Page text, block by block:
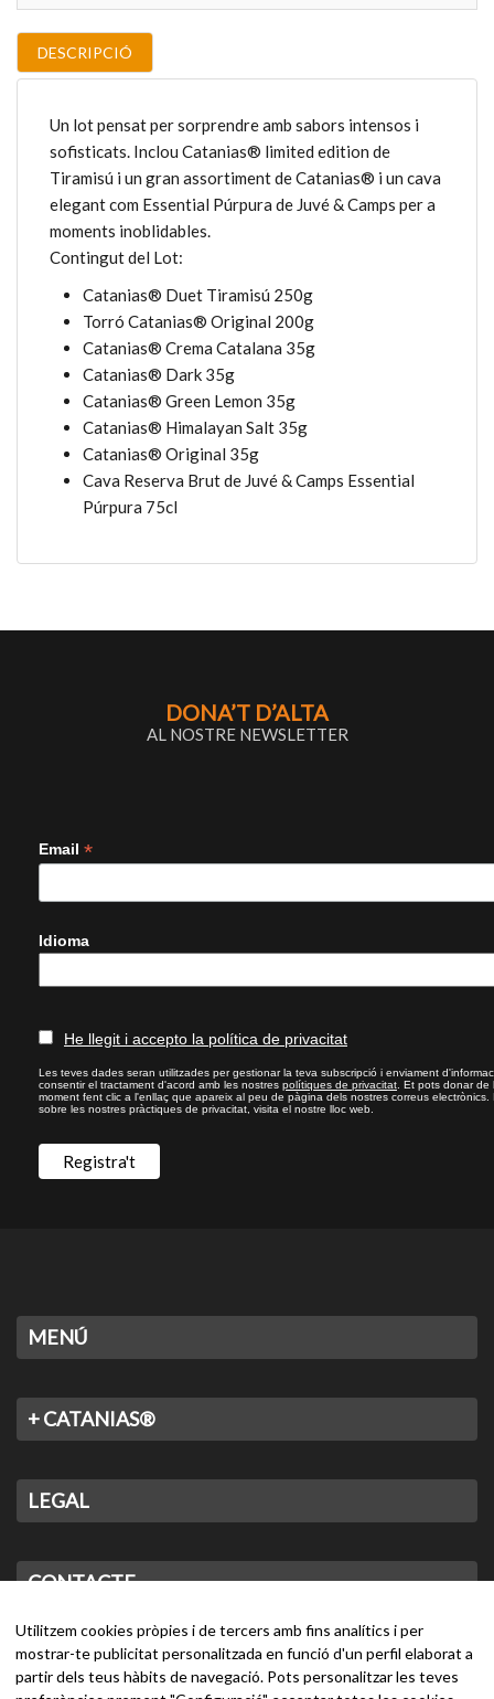
DESCRIPCIÓ
Un lot pensat per sorprendre amb sabors intensos i
sofisticats. Inclou Catanias® limited edition de
Tiramisú i un gran assortiment de Catanias® i un cava
elegant com Essential Púrpura de Juvé & Camps per a
moments inoblidables.
Contingut del Lot:
Catanias® Duet Tiramisú 250g
Torró Catanias® Original 200g
Catanias® Crema Catalana 35g
Catanias® Dark 35g
Catanias® Green Lemon 35g
Catanias® Himalayan Salt 35g
Catanias® Original 35g
Cava Reserva Brut de Juvé & Camps Essential
Púrpura 75cl
DONA’T D’ALTA
AL NOSTRE NEWSLETTER
Email *
Idioma
He llegit i accepto la política de privacitat
Les teves dades seran utilitzades per gestionar la teva subscripció i enviament
consentir el tractament d'acord amb les nostres polítiques de privacitat . Et pots donar
moment fent clic a l'enllaç que apareix al peu de pàgina dels nostres correus electrònics.
sobre les nostres pràctiques de privacitat, visita el nostre lloc web.
MENÚ
+ CATANIAS®
LEGAL
CONTACTE
Utilitzem cookies pròpies i de tercers amb fins analítics i per
mostrar-te publicitat personalitzada en funció d'un perfil elaborat a
partir dels teus hàbits de navegació. Pots personalitzar les teves